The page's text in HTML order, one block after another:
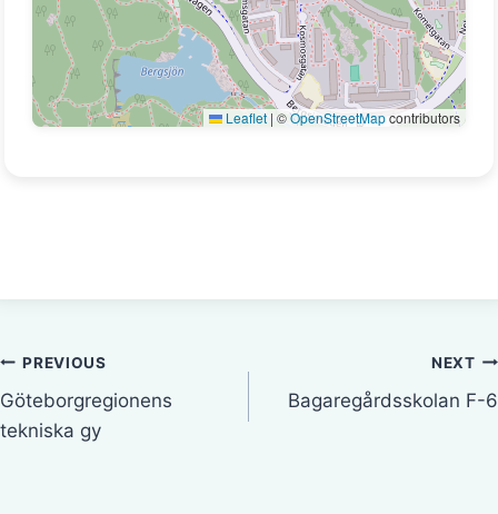
Leaflet | ©OpenStreetMapcontributors
Inläggsnavigering
PREVIOUS
Göteborgregionens
tekniska gy
NEXT
Bagaregårdsskolan F-6